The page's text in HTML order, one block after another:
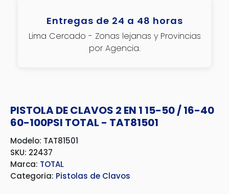
Entregas de 24 a 48 horas
Lima Cercado - Zonas lejanas y Provincias
por Agencia.
PISTOLA DE CLAVOS 2 EN 1 15-50 / 16-40
60-100PSI TOTAL - TAT81501
Modelo: TAT81501
SKU: 22437
Marca: TOTAL
Categoria: Pistolas de Clavos